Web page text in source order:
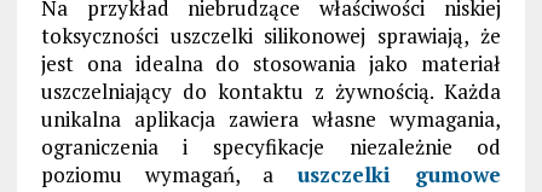
Na przykład niebrudzące właściwości niskiej
toksyczności uszczelki silikonowej sprawiają, że
jest ona idealna do stosowania jako materiał
uszczelniający do kontaktu z żywnością. Każda
unikalna aplikacja zawiera własne wymagania,
ograniczenia i specyfikacje niezależnie od
poziomu wymagań, a uszczelki gumowe